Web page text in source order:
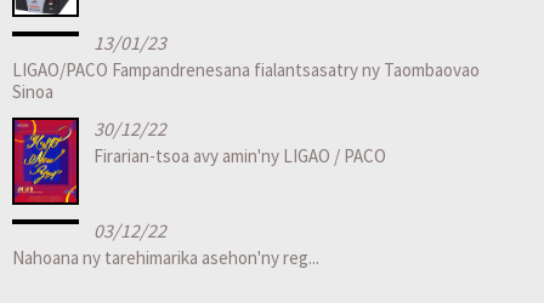
13/01/23
LIGAO/PACO Fampandrenesana fialantsasatry ny Taombaovao
Sinoa
30/12/22
Firarian-tsoa avy amin'ny LIGAO / PACO
03/12/22
Nahoana ny tarehimarika asehon'ny reg...